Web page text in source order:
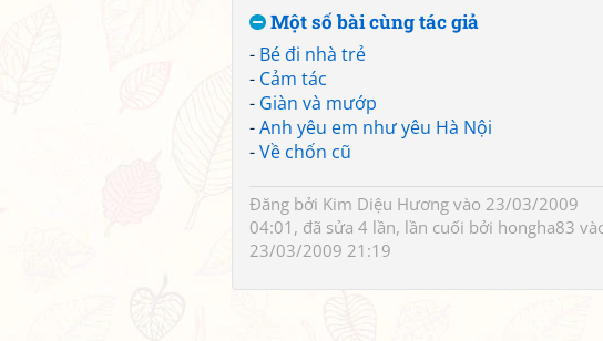
Một số bài cùng tác giả
- Bé đi nhà trẻ
- Cảm tác
- Giàn và mướp
-Anh yêu em như yêu Hà Nội
-Về chốn cũ
Đăng bởi Kim Diệu Hương vào 23/03/2009
04:01, đã sửa 4 lần, lần cuối bởi hongha83
23/03/2009 21:19